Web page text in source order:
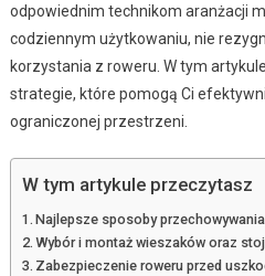
odpowiednim technikom aranżacji
codziennym użytkowaniu, nie
korzystania z roweru. W tym
strategie, które pomogą Ci
ograniczonej przestrzeni.
W tym artykule przeczytasz
Najlepsze sposoby
Wybór i montaż wieszaków oraz
Zabezpieczenie roweru przed